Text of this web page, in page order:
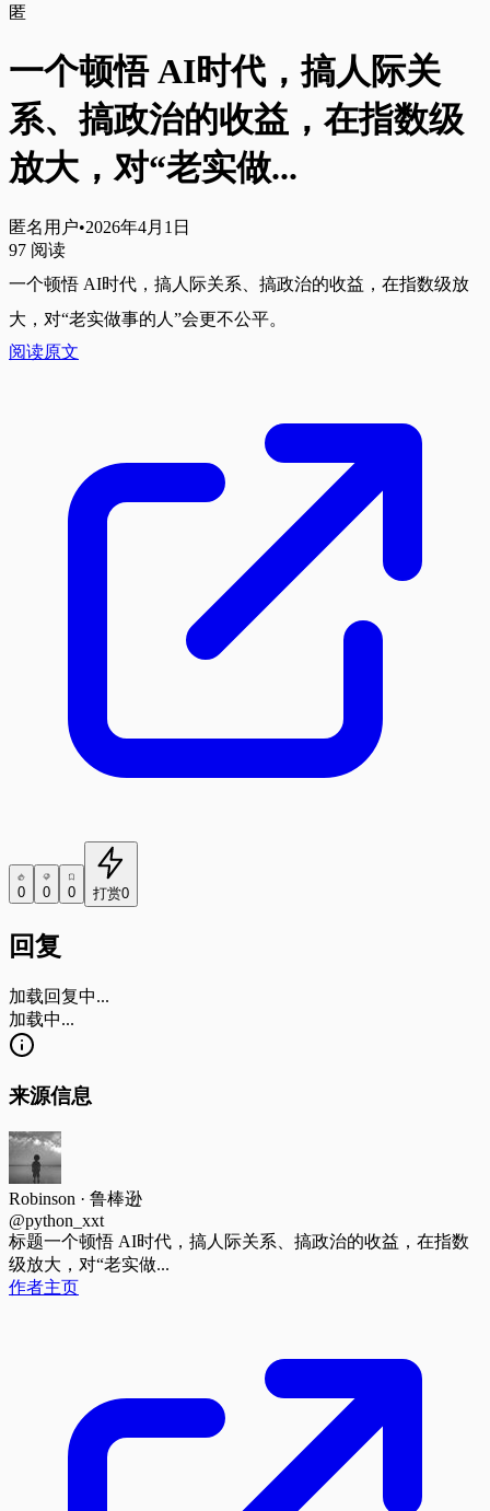
匿
一个顿悟 AI时代，搞人际关
系、搞政治的收益，在指数级
放大，对“老实做...
匿名用户•2026年4月1日
97 阅读
一个顿悟 AI时代，搞人际关系、搞政治的收益，在指数级放
大，对“老实做事的人”会更不公平。
阅读原文
0 0 0 打赏0
回复
加载回复中...
加载中...
来源信息
Robinson · 鲁棒逊
@python_xxt
标题一个顿悟 AI时代，搞人际关系、搞政治的收益，在指数
级放大，对“老实做...
作者主页